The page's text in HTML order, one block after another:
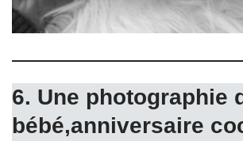
6. Une photographie
bébé,anniversaire